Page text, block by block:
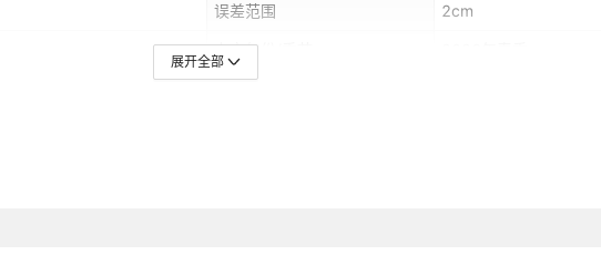
误差范围 2cm
上市年份/季节
展开全部